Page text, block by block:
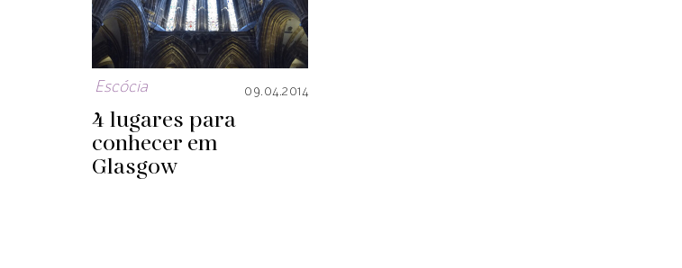
Escócia 09.04.2014
4 lugares para
conhecer em
Glasgow